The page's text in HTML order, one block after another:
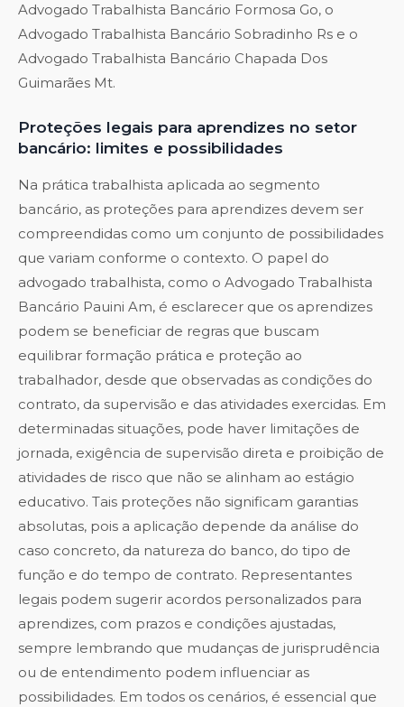
Advogado Trabalhista Bancário Formosa Go, o
Advogado Trabalhista Bancário Sobradinho Rs e o
Advogado Trabalhista Bancário Chapada Dos
Guimarães Mt.
Proteções legais para aprendizes no setor
bancário: limites e possibilidades
Na prática trabalhista aplicada ao segmento
bancário, as proteções para aprendizes devem ser
compreendidas como um conjunto de possibilidades
que variam conforme o contexto. O papel do
advogado trabalhista, como o Advogado Trabalhista
Bancário Pauini Am, é esclarecer que os aprendizes
podem se beneficiar de regras que buscam
equilibrar formação prática e proteção ao
trabalhador, desde que observadas as condições do
contrato, da supervisão e das atividades exercidas. Em
determinadas situações, pode haver limitações de
jornada, exigência de supervisão direta e proibição de
atividades de risco que não se alinham ao estágio
educativo. Tais proteções não significam garantias
absolutas, pois a aplicação depende da análise do
caso concreto, da natureza do banco, do tipo de
função e do tempo de contrato. Representantes
legais podem sugerir acordos personalizados para
aprendizes, com prazos e condições ajustadas,
sempre lembrando que mudanças de jurisprudência
ou de entendimento podem influenciar as
possibilidades. Em todos os cenários, é essencial que